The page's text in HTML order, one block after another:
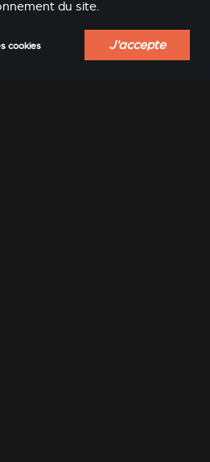
ACCESSOIRES POUR
du site.
cookies J'accepte